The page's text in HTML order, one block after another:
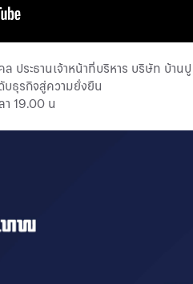
ะธานเจ้าหน้าที่บริหาร บริษัท บ้านปู
บธุรกิจสู่ความยั่งยืน
า 19.00 น